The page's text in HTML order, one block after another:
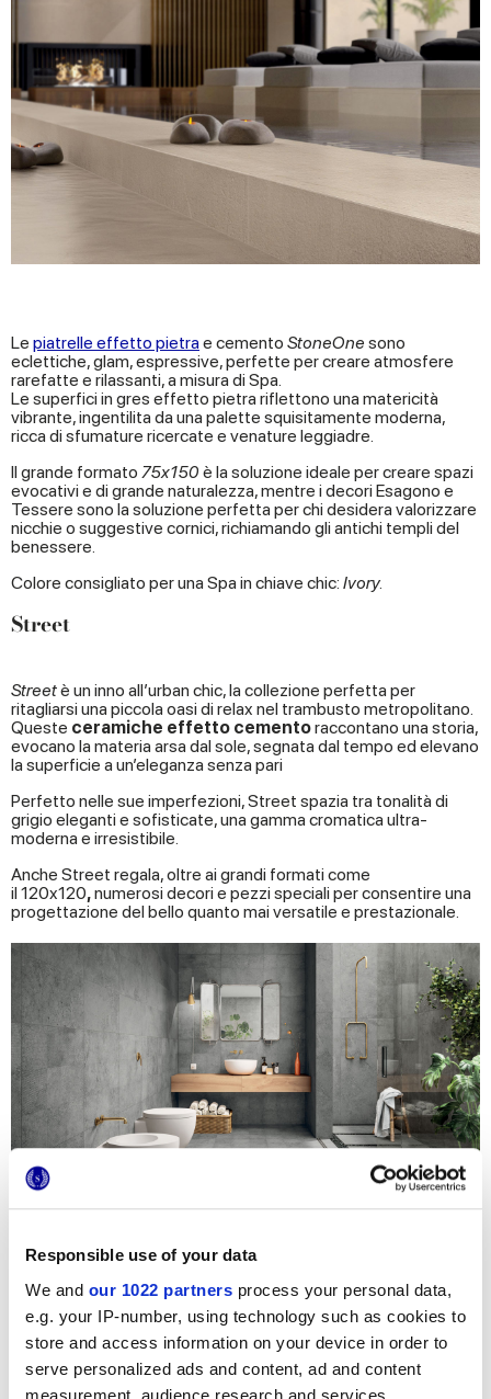
Responsible use of your data
We and our 1022 partners process your personal data,
e.g. your IP-number, using technology such as cookies to
store and access information on your device in order to
serve personalized ads and content, ad and content
measurement, audience research and services
Le piatrelle effetto pietrae cemento StoneOne sono
eclettiche, glam, espressive, perfette per creare atmosfere
rarefatte e rilassanti, a misura di Spa.
Le superfici in gres effetto pietra riflettono una matericità
vibrante, ingentilita da una palette squisitamente moderna,
ricca di sfumature ricercate e venature leggiadre.
Il grande formato 75x150 è la soluzione ideale per creare spazi
evocativi e di grande naturalezza, mentre i decori Esagono e
Tessere sono la soluzione perfetta per chi desidera valorizzare
nicchie o suggestive cornici, richiamando gli antichi templi del
benessere.
Colore consigliato per una Spa in chiave chic: Ivory.
Street
Streetè un inno all’urban chic, la collezione perfetta per
ritagliarsi una piccola oasi di relax nel trambusto metropolitano.
Queste ceramiche effetto cementoraccontano una storia,
evocano la materia arsa dal sole, segnata dal tempo ed elevano
la superficie a un’eleganza senza pari
Perfetto nelle sue imperfezioni, Street spazia tra tonalità di
grigio eleganti e sofisticate, una gamma cromatica ultra-
moderna e irresistibile.
Anche Street regala, oltre ai grandi formati come
il 120x120,numerosi decori e pezzi speciali per consentire una
progettazione del bello quanto mai versatile e prestazionale.
Turn your bath in a Spa
Marca Corona!
Contattaciper maggiori informazioni
Aggiungiai preferiti